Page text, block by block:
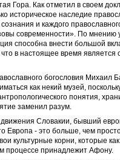
Гора. Как отметил в своем
историческое наследие
и каждого
современности». По мнению
способна внести большой
в настоящее время
богословия Михаил
как некий музей,
понятия,
заменил разум.
Словакии, бывший
Европа - это больше, чем
культурные корни, которые
процессе принадлежит Афону.